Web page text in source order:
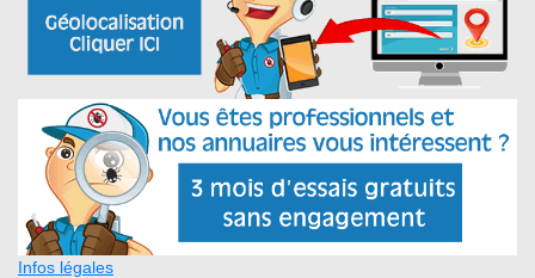
Infos légales